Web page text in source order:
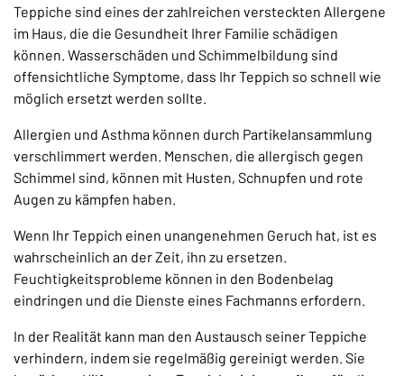
Teppiche sind eines der zahlreichen versteckten Allergene
im Haus, die die Gesundheit Ihrer Familie schädigen
können. Wasserschäden und Schimmelbildung sind
offensichtliche Symptome, dass Ihr Teppich so schnell wie
möglich ersetzt werden sollte.
Allergien und Asthma können durch Partikelansammlung
verschlimmert werden. Menschen, die allergisch gegen
Schimmel sind, können mit Husten, Schnupfen und rote
Augen zu kämpfen haben.
Wenn Ihr Teppich einen unangenehmen Geruch hat, ist es
wahrscheinlich an der Zeit, ihn zu ersetzen.
Feuchtigkeitsprobleme können in den Bodenbelag
eindringen und die Dienste eines Fachmanns erfordern.
In der Realität kann man den Austausch seiner Teppiche
verhindern, indem sie regelmäßig gereinigt werden. Sie